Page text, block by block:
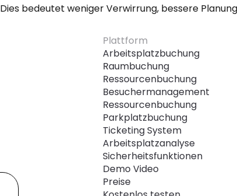
Dies bedeutet weniger Verwirrung, bessere
Plattform
Arbeitsplatzbuchung
Raumbuchung
Ressourcenbuchung
Besuchermanagement
Ressourcenbuchung
Parkplatzbuchung
Ticketing System
Arbeitsplatzanalyse
Sicherheitsfunktionen
Demo Video
Preise